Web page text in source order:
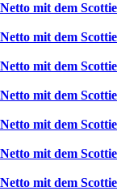
Netto mit dem
Netto mit dem
Netto mit dem
Netto mit dem
Netto mit dem
Netto mit dem
Netto mit dem